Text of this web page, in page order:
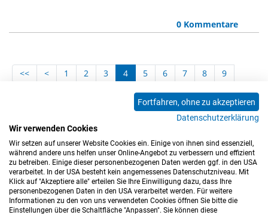
0 Kommentare
<< < 1 2 3 4 5 6 7 8
9
15 16 17
18
24 25 26
27
28
29 30 31
37
> >>
Fortfahren, ohne zu akzeptieren
Datenschutzerklärung
Wir verwenden Cookies
Wir setzen auf unserer Website Cookies ein. Einige von ihnen sind essenziell,
während andere uns helfen unser Online-Angebot zu verbessern und effizient
zu betreiben. Einige dieser personenbezogenen Daten werden ggf. in den USA
verarbeitet. In der USA besteht kein angemessenes Datenschutzniveau. Mit
Klick auf "Akzeptiere alle" erteilen Sie Ihre Einwilligung dazu, dass Ihre
personenbezogenen Daten in den USA verarbeitet werden. Für weitere
Informationen zu den von uns verwendeten Cookies öffnen Sie bitte die
Einstellungen über die Schaltfläche "Anpassen". Sie können diese